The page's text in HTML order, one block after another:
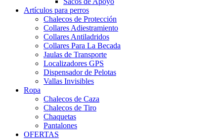
Artículos para perros
Chalecos de Protección
Collares Adiestramiento
Collares Antiladridos
Collares Para La Becada
Jaulas de Transporte
Localizadores GPS
Dispensador de Pelotas
Vallas Invisibles
Ropa
Chalecos de Caza
Chalecos de Tiro
Chaquetas
Pantalones
OFERTAS